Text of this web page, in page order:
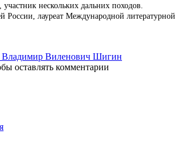
нескольких дальних походов.
России, лауреат Международной литературной
Владимир Виленович Шигин
оставлять комментарии